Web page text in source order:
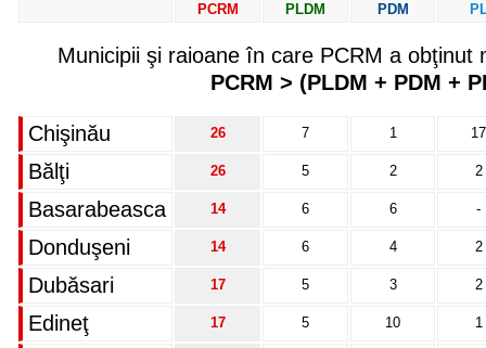
PCRM PLDM PDM
Municipii şi raioane în care PCRM a obţinut
PCRM > (PLDM + PDM +
Chişinău 26 7 1 17
Bălţi 26 5 2 2
Basarabeasca 14 6 6 -
Donduşeni 14 6 4 2
Dubăsari 17 5 3 2
Edineţ 17 5 10 1